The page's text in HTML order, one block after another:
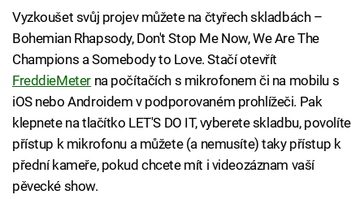
Vyzkoušet svůj projev můžete na čtyřech skladbách –
Bohemian Rhapsody, Don't Stop Me Now, We Are The
Champions a Somebody to Love. Stačí otevřít
FreddieMeterna počítačích s mikrofonem či na mobilu s
iOS nebo Androidem v podporovaném prohlížeči. Pak
klepnete na tlačítko LET'S DO IT, vyberete skladbu, povolíte
přístup k mikrofonu a můžete (a nemusíte) taky přístup k
přední kameře, pokud chcete mít i videozáznam vaší
pěvecké show.